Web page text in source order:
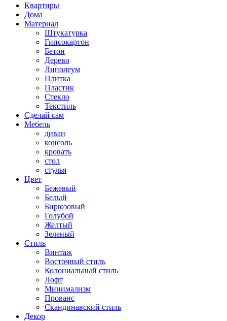
Квартиры
Дома
Материал
Штукатурка
Гипсокартон
Бетон
Дерево
Линолеум
Плитка
Пластик
Стекло
Текстиль
Сделай сам
Мебель
диван
консоль
кровать
стол
стулья
Цвет
Бежевый
Белый
Бирюзовый
Голубой
Желтый
Зеленый
Стиль
Винтаж
Восточный стиль
Колониальный стиль
Лофт
Минимализм
Прованс
Скандинавский стиль
Декор